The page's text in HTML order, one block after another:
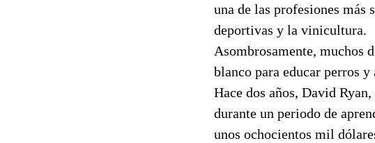
una de las profesiones
deportivas y la vinicultura.
Asombrosamente, muchos
blanco para educar perros
Hace dos años, David
durante un periodo de
unos ochocientos mil